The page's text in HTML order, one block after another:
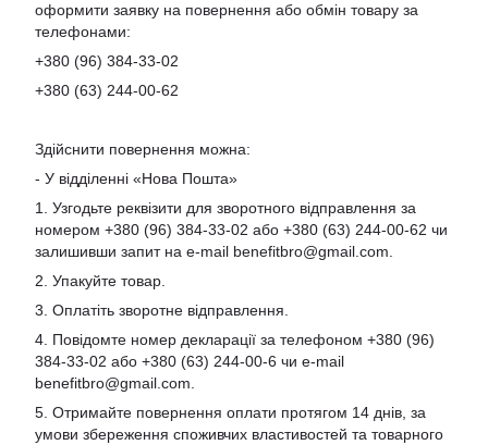
оформити заявку на повернення або обмін товару за
телефонами:
+380 (96) 384-33-02
+380 (63) 244-00-62
Здійснити повернення можна:
- У відділенні «Нова Пошта»
1. Узгодьте реквізити для зворотного відправлення за
номером +380 (96) 384-33-02 або +380 (63) 244-00-62 чи
залишивши запит на e-mail benefitbro@gmail.com
2. Упакуйте товар.
3. Оплатіть зворотне відправлення.
4. Повідомте номер декларації за телефоном +380 (96)
384-33-02 або +380 (63) 244-00-6 чи e-mail
benefitbro@gmail.com
5. Отримайте повернення оплати протягом 14 днів, за
умови збереження споживчих властивостей та товарного